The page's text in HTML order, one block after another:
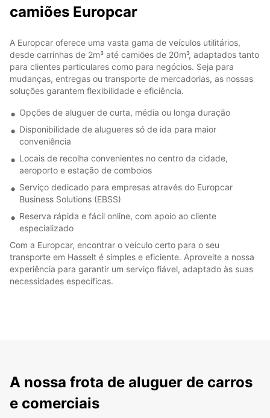
camiões Europcar
A Europcar oferece uma vasta gama de veículos utilitários,
desde carrinhas de 2m³ até camiões de 20m³, adaptados tanto
para clientes particulares como para negócios. Seja para
mudanças, entregas ou transporte de mercadorias, as nossas
soluções garantem flexibilidade e eficiência.
Opções de aluguer de curta, média ou longa duração
Disponibilidade de alugueres só de ida para maior
conveniência
Locais de recolha convenientes no centro da cidade,
aeroporto e estação de comboios
Serviço dedicado para empresas através do Europcar
Business Solutions (EBSS)
Reserva rápida e fácil online, com apoio ao cliente
especializado
Com a Europcar, encontrar o veículo certo para o seu
transporte em Hasselt é simples e eficiente. Aproveite a nossa
experiência para garantir um serviço fiável, adaptado às suas
necessidades específicas.
A nossa frota de aluguer de carros
e comerciais